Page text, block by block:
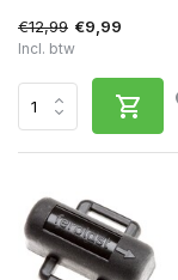
€12,99 €9,99
Incl. btw